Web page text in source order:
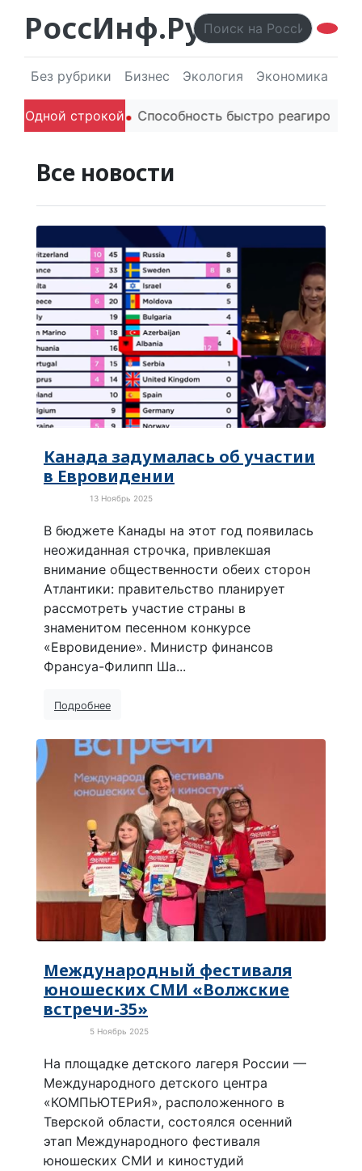
РоссИнф.Ру
Без рубрики Бизнес Экология Экономика
Одной строкой
в речи Способность быстро реагировать
Все новости
Канада задумалась об участии
в Евровидении
13 Ноябрь 2025
В бюджете Канады на этот год появилась
неожиданная строчка, привлекшая
внимание общественности обеих сторон
Атлантики: правительство планирует
рассмотреть участие страны в
знаменитом песенном конкурсе
«Евровидение». Министр финансов
Франсуа-Филипп Ша...
Подробнее
Международный фестиваля
юношеских СМИ «Волжские
встречи-35»
5 Ноябрь 2025
На площадке детского лагеря России —
Международного детского центра
«КОМПЬЮТЕРиЯ», расположенного в
Тверской области, состоялся осенний
этап Международного фестиваля
юношеских СМИ и киностудий